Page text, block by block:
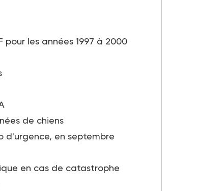
les années 1997 à 2000
de chiens
d'urgence, en septembre
en cas de catastrophe